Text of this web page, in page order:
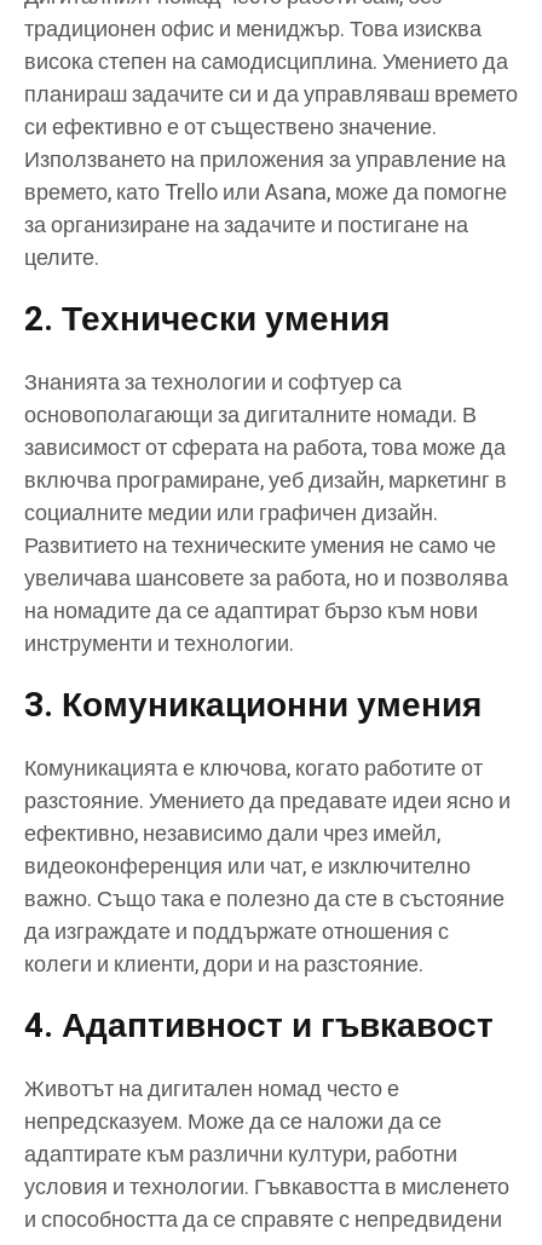
традиционен офис и мениджър. Това изисква
висока степен на самодисциплина. Умението да
планираш задачите си и да управляваш времето
си ефективно е от съществено значение.
Използването на приложения за управление на
времето, като Trello или Asana, може да помогне
за организиране на задачите и постигане на
целите.
2. Технически умения
Знанията за технологии и софтуер са
основополагающи за дигиталните номади. В
зависимост от сферата на работа, това може да
включва програмиране, уеб дизайн, маркетинг в
социалните медии или графичен дизайн.
Развитието на техническите умения не само че
увеличава шансовете за работа, но и позволява
на номадите да се адаптират бързо към нови
инструменти и технологии.
3. Комуникационни умения
Комуникацията е ключова, когато работите от
разстояние. Умението да предавате идеи ясно и
ефективно, независимо дали чрез имейл,
видеоконференция или чат, е изключително
важно. Също така е полезно да сте в състояние
да изграждате и поддържате отношения с
колеги и клиенти, дори и на разстояние.
4. Адаптивност и гъвкавост
Животът на дигитален номад често е
непредсказуем. Може да се наложи да се
адаптирате към различни култури, работни
условия и технологии. Гъвкавостта в мисленето
и способността да се справяте с непредвидени